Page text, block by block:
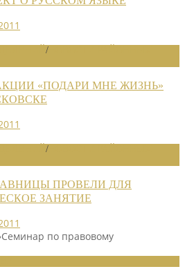
/
«ПОДАРИ МНЕ ЖИЗНЬ»
/
ПРОВЕЛИ ДЛЯ
ЗАНЯТИЕ
Семинар по правовому